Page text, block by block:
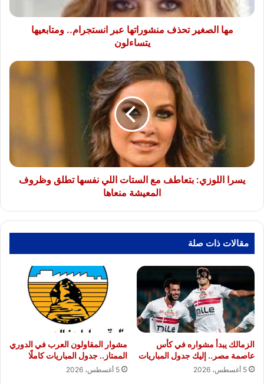
يتساءلون
مها الصغير تحذف منشوراتها عبر انستجرام.. ومتابعيها
يتساءلون
يسرا
وظروف
المعيشة
يسرا اللوزي: بتعاطف مع الستات اللي نفسها تطلق وظروف
المعيشة منعاها
مقالات ذات صلة
الزمالك يبدأ مشواره في كأس
عاصمة مصر.. إليك جدول المباريات
5 أغسطس، 2026
مشوار المقاولون العرب في الدوري
الممتاز.. جدول المباريات كاملًا
5 أغسطس، 2026